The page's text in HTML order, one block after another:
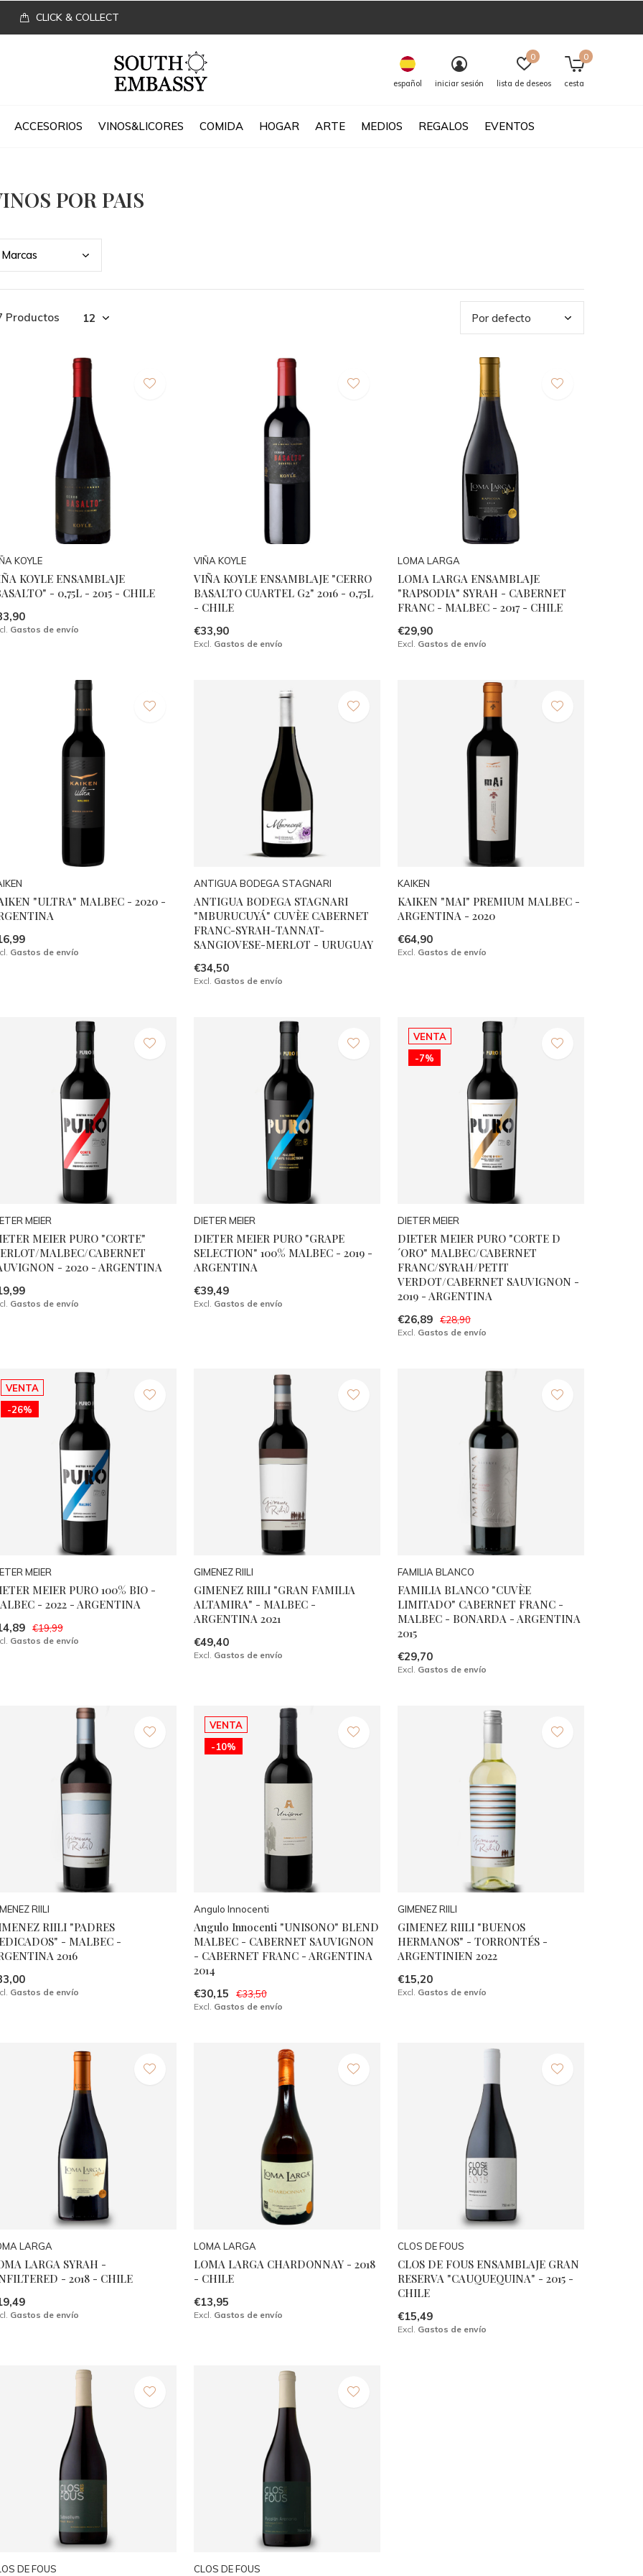
ACCESORIOS VINOS&LICORES COMIDA HOGAR ARTE MEDIOS REGALOS EVENTOS
español iniciar sesión lista de deseos
0
cesta
0
CLICK & COLLECT
POR PAIS
Marcas
Productos
KOYLE
KOYLE ENSAMBLAJE
- 0,75L - 2015 - CHILE
Gastos de envío
VIÑA KOYLE
VIÑA KOYLE ENSAMBLAJE "CERRO
BASALTO CUARTEL G2" 2016 - 0,75L
- CHILE
€33,90
Excl. Gastos de envío
LOMA LARGA
LOMA LARGA ENSAMBLAJE
"RAPSODIA" SYRAH - CABERNET
FRANC - MALBEC - 2017 - CHILE
€29,90
Excl. Gastos de envío
"ULTRA" MALBEC - 2020 -
Gastos de envío
ANTIGUA BODEGA STAGNARI
ANTIGUA BODEGA STAGNARI
"MBURUCUYÁ" CUVÈE CABERNET
FRANC-SYRAH-TANNAT-
SANGIOVESE-MERLOT - URUGUAY
€34,50
Excl. Gastos de envío
KAIKEN
KAIKEN "MAI" PREMIUM MALBEC -
ARGENTINA - 2020
€64,90
Excl. Gastos de envío
MEIER
MEIER PURO "CORTE"
MALBEC/CABERNET
- 2020 - ARGENTINA
Gastos de envío
DIETER MEIER
DIETER MEIER PURO "GRAPE
SELECTION" 100% MALBEC - 2019 -
ARGENTINA
€39,49
Excl. Gastos de envío
VENTA
-7%
DIETER MEIER
DIETER MEIER PURO "CORTE D
´ORO" MALBEC/CABERNET
FRANC/SYRAH/PETIT
VERDOT/CABERNET SAUVIGNON -
2019 - ARGENTINA
€26,89 €28,90
Excl. Gastos de envío
VENTA
-26%
MEIER
MEIER PURO 100% BIO -
- 2022 - ARGENTINA
€19,99
Gastos de envío
GIMENEZ RIILI
GIMENEZ RIILI "GRAN FAMILIA
ALTAMIRA" - MALBEC -
ARGENTINA 2021
€49,40
Excl. Gastos de envío
FAMILIA BLANCO
FAMILIA BLANCO "CUVÈE
LIMITADO" CABERNET FRANC -
MALBEC - BONARDA - ARGENTINA
2015
€29,70
Excl. Gastos de envío
RIILI
RIILI "PADRES
- MALBEC -
2016
Gastos de envío
VENTA
-10%
Angulo Innocenti
Angulo Innocenti "UNISONO" BLEND
MALBEC - CABERNET SAUVIGNON
- CABERNET FRANC - ARGENTINA
2014
€30,15 €33,50
Excl. Gastos de envío
GIMENEZ RIILI
GIMENEZ RIILI "BUENOS
HERMANOS" - TORRONTÉS -
ARGENTINIEN 2022
€15,20
Excl. Gastos de envío
LARGA
LARGA SYRAH -
- 2018 - CHILE
Gastos de envío
LOMA LARGA
LOMA LARGA CHARDONNAY - 2018
- CHILE
€13,95
Excl. Gastos de envío
CLOS DE FOUS
CLOS DE FOUS ENSAMBLAJE GRAN
RESERVA "CAUQUEQUINA" - 2015 -
CHILE
€15,49
Excl. Gastos de envío
DE FOUS CLOS DE FOUS